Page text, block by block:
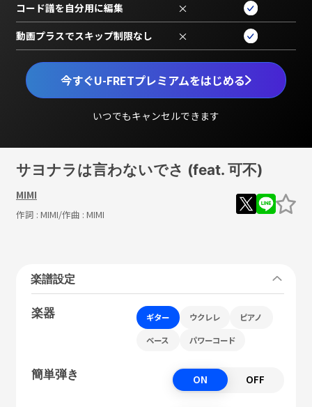
今すぐU-FRETプレミアムをはじめる
いつでもキャンセルできます
コード譜を自分用に編集 ×
動画プラスでスキップ制限なし ×
サヨナラは言わないでさ (feat. 可不)
MIMI
作詞 : MIMI/作曲 : MIMI
楽譜設定
楽器 ギター ウクレレ ピアノ
ベース パワーコード
簡単弾き ON OFF